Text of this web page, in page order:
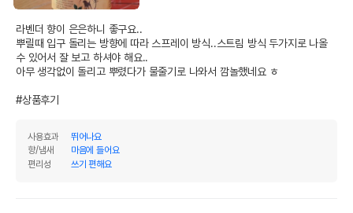
라벤더 향이 은은하니 좋구요..
뿌릴때 입구 돌리는 방향에 따라 스프레이 방식..스트림 방식 두가지로 나올
수 있어서 잘 보고 하셔야 해요..
아무 생각없이 돌리고 뿌렸다가 물줄기로 나와서 깜놀했네요 ㅎ
#상품후기
사용효과
뛰어나요
향/냄새
마음에 들어요
편리성
쓰기 편해요